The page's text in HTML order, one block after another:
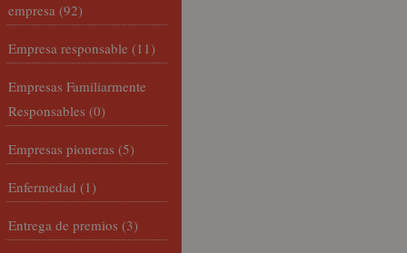
empresa (92)
Empresa responsable (11)
Empresas Familiarmente
Responsables (0)
Empresas pioneras (5)
Enfermedad (1)
Entrega de premios (3)